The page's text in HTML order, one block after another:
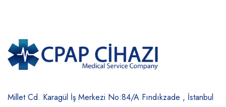
Millet Cd. Karagül İş Merkezi No:84/A Fındıkzade , İstanbul